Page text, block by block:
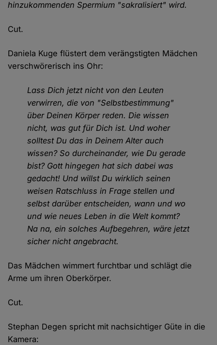
hinzukommenden Spermium "sakralisiert" wird.
Cut.
Daniela Kuge flüstert dem verängstigten Mädchen
verschwörerisch ins Ohr:
Lass Dich jetzt nicht von den Leuten
verwirren, die von "Selbstbestimmung"
über Deinen Körper reden. Die wissen
nicht, was gut für Dich ist. Und woher
solltest Du das in Deinem Alter auch
wissen? So durcheinander, wie Du gerade
bist? Gott hingegen hat sich dabei was
gedacht! Und willst Du wirklich seinen
weisen Ratschluss in Frage stellen und
selbst darüber entscheiden, wann und wo
und wie neues Leben in die Welt kommt?
Na na, ein solches Aufbegehren, wäre jetzt
sicher nicht angebracht.
Das Mädchen wimmert furchtbar und schlägt die
Arme um ihren Oberkörper.
Cut.
Stephan Degen spricht mit nachsichtiger Güte in die
Kamera: